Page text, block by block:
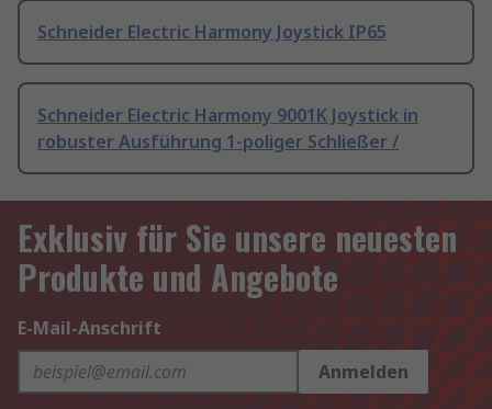
Schneider Electric Harmony Joystick IP65
Schneider Electric Harmony 9001K Joystick in
robuster Ausführung 1-poliger Schließer /
Exklusiv für Sie unsere neuesten
Produkte und Angebote
E-Mail-Anschrift
Anmelden